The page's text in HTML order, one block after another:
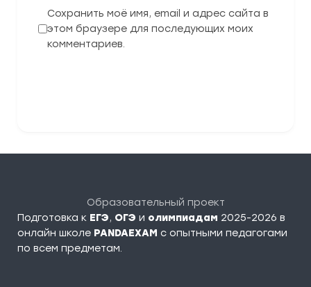
Сохранить моё имя, email и адрес сайта в
этом браузере для последующих моих
комментариев.
Образовательный проект
Подготовка к ЕГЭ, ОГЭ и олимпиадам 2025-2026 в
онлайн школе PANDAEXAM c опытными педагогами
по всем предметам.